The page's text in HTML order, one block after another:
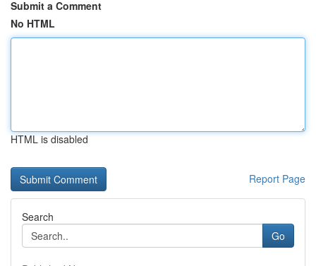
Submit a Comment
No HTML
HTML is disabled
Report Page
Search
Go